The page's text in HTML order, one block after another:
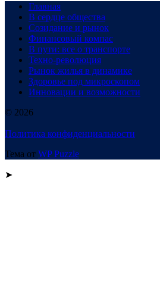
Главная
В сердце общества
Созидание и рынок
Финансовый компас
В пути: все о транспорте
Техно-революция
Рынок жилья в динамике
Здоровье под микроскопом
Инновации и возможности
© 2026
Политика конфиденциальности
Тема от WP Puzzle
➤